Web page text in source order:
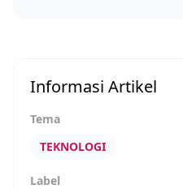
Informasi Artikel
Tema
TEKNOLOGI
Label